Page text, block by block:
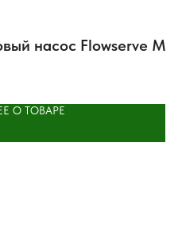
насос Flowserve M
О ТОВАРЕ